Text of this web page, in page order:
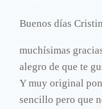
Buenos días
muchísimas
alegro de que te
Y muy original
sencillo pero que